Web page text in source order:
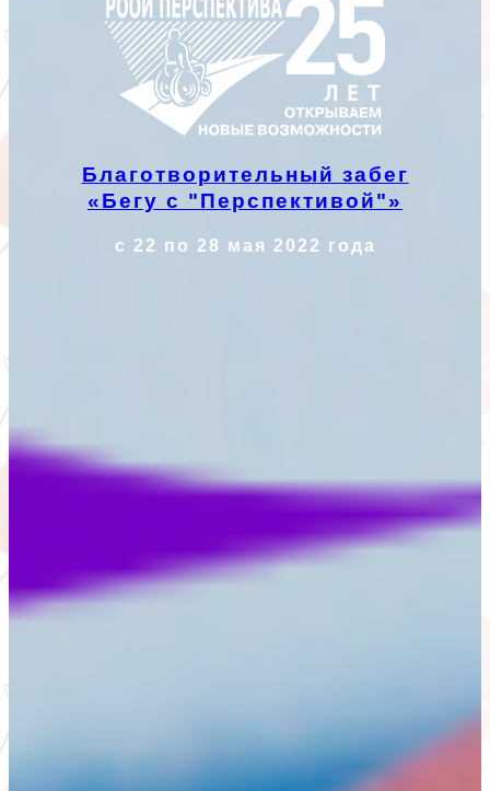
Благотворительный забег
«Бегу с "Перспективой"»
с 22 по 28 мая 2022 года